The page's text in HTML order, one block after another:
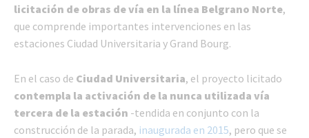
licitación de obras de vía en la línea Belgrano Norte,
que comprende importantes intervenciones en las
estaciones Ciudad Universitaria y Grand Bourg.
En el caso de Ciudad Universitaria, el proyecto licitado
contempla la activación de la nunca utilizada vía
tercera de la estación -tendida en conjunto con la
construcción de la parada, inaugurada en 2015, pero que se